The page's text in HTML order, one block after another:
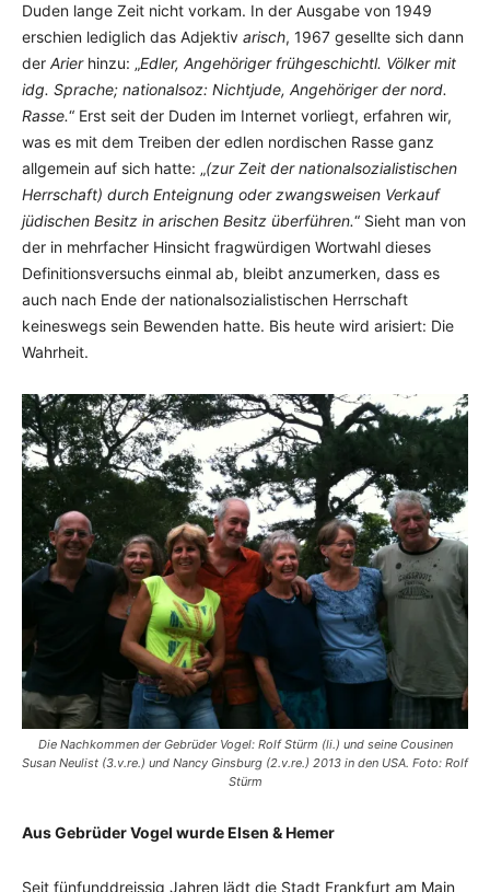
Duden lange Zeit nicht vorkam. In der Ausgabe von 1949
erschien lediglich das Adjektiv arisch, 1967 gesellte sich dann
der Arierhinzu: „Edler, Angehöriger frühgeschichtl. Völker mit
idg. Sprache; nationalsoz: Nichtjude, Angehöriger der nord.
Rasse.“ Erst seit der Duden im Internet vorliegt, erfah­ren wir,
was es mit dem Treiben der edlen nordischen Rasse ganz
allgemein auf sich hatte: „(zur Zeit der nationalsozialistischen
Herrschaft) durch Enteig­nung oder zwangs­weisen Verkauf
jüdischen Besitz in arischen Besitz überführen.“ Sieht man von
der in mehr­facher Hinsicht fragwürdigen Wortwahl dieses
Definitionsversuchs einmal ab, bleibt anzumerken, dass es
auch nach Ende der national­sozia­listi­schen Herrschaft
keineswegs sein Bewenden hatte. Bis heute wird arisiert: Die
Wahrheit.
Die Nachkommen der Gebrüder Vogel: Rolf Stürm (li.) und seine Cousinen
Susan Neulist (3.v.re.) und Nancy Ginsburg (2.v.re.) 2013 in den USA. Foto: Rolf
Stürm
Aus Gebrüder Vogel wurde Elsen & Hemer
Seit fünfunddreissig Jahren lädt die Stadt Frankfurt am Main